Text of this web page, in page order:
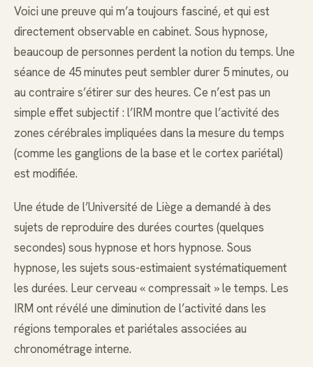
Voici une preuve qui m’a toujours fasciné, et qui est
directement observable en cabinet. Sous hypnose,
beaucoup de personnes perdent la notion du temps. Une
séance de 45 minutes peut sembler durer 5 minutes, ou
au contraire s’étirer sur des heures. Ce n’est pas un
simple effet subjectif : l’IRM montre que l’activité des
zones cérébrales impliquées dans la mesure du temps
(comme les ganglions de la base et le cortex pariétal)
est modifiée.
Une étude de l’Université de Liège a demandé à des
sujets de reproduire des durées courtes (quelques
secondes) sous hypnose et hors hypnose. Sous
hypnose, les sujets sous-estimaient systématiquement
les durées. Leur cerveau « compressait » le temps. Les
IRM ont révélé une diminution de l’activité dans les
régions temporales et pariétales associées au
chronométrage interne.